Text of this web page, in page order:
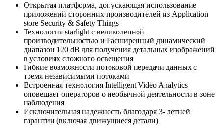
Открытая платформа, допускающая использование
приложений сторонних производителей из Application
store Security & Safety Things
Технология starlight с великолепной
производительностью и Расширенный динамический
диапазон 120 dB для получения детальных изображений
в условиях сложного освещения
Гибкие возможности потоковой передачи данных с
тремя независимыми потоками
Встроенная технология Intelligent Video Analytics
оповещает операторов о необычной деятельности в зоне
наблюдения
Исключительная надежность благодаря 3- летней
гарантии (включая движущиеся детали)